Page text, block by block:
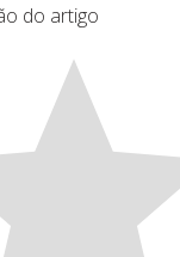
do artigo